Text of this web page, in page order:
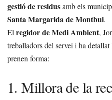
gestió de residusamb els
Santa Margarida de Montbui.
El regidor de Medi Ambient,
treballadors del servei i ha
prenen forma:
1. Millora de la